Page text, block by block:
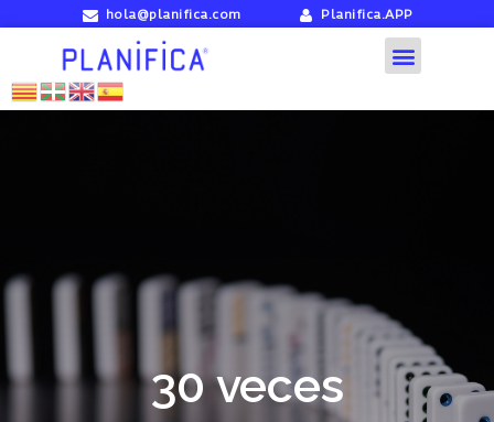
hola@planifica.com Planifica.APP
30 veces